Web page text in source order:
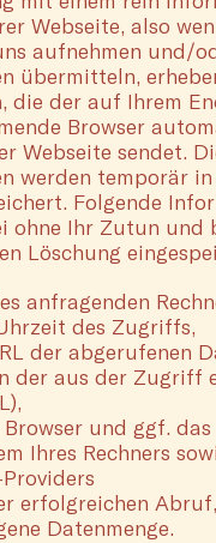
Webseite, also
aufnehmen und/
übermitteln,
die der auf Ihrem
Browser
Webseite sendet.
werden temporär in
Folgende
ohne Ihr Zutun und
Löschung
anfragenden
des Zugriffs,
der abgerufenen
der aus der Zugriff
und ggf. das
Ihres Rechners
erfolgreichen Abruf,
Datenmenge.